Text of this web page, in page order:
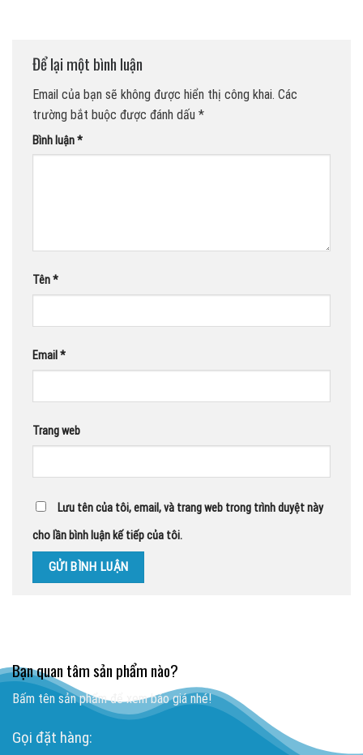
Để lại một bình luận
Email của bạn sẽ không được hiển thị công khai. Các
trường bắt buộc được đánh dấu *
Bình luận*
Tên*
Email *
Trang web
Lưu tên của tôi, email, và trang web trong trình duyệt này
cho lần bình luận kế tiếp của tôi.
Bạn quan tâm sản phẩm nào?
Bấm tên sản phẩm để xem báo giá nhé!
Gọi đặt hàng: